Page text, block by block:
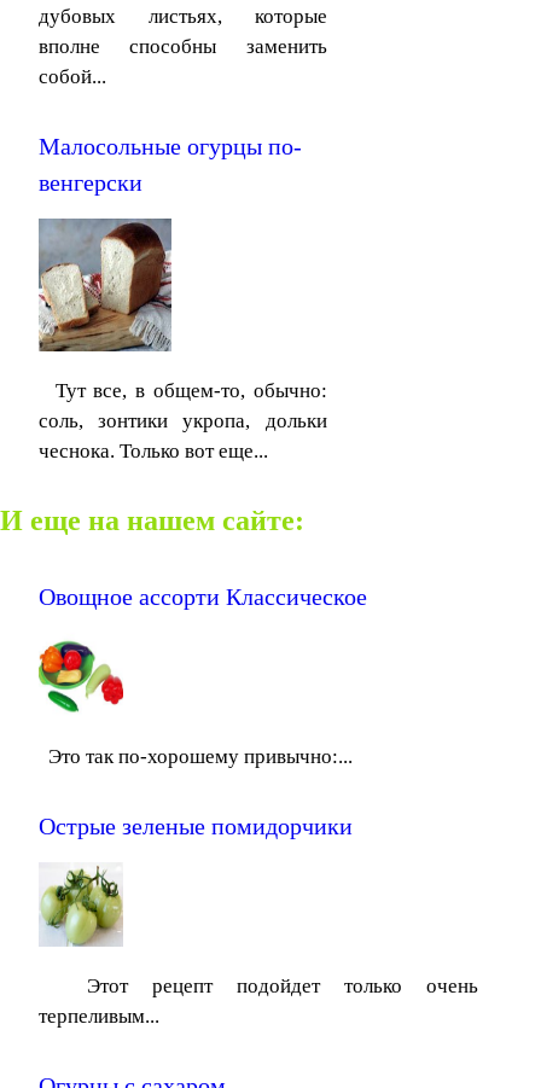
дубовых листьях, которые
вполне способны заменить
собой...
Малосольные огурцы по-
венгерски
Тут все, в общем-то, обычно:
соль, зонтики укропа, дольки
чеснока. Только вот еще...
И еще на нашем сайте:
Овощное ассорти Классическое
Это так по-хорошему привычно:...
Острые зеленые помидорчики
Этот рецепт подойдет только очень
терпеливым...